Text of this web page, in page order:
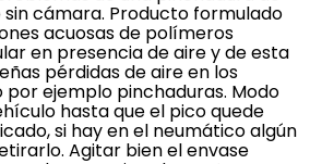
cámara. Producto formulado
acuosas de polímeros
en presencia de aire y de esta
pérdidas de aire en los
ejemplo pinchaduras. Modo
hasta que el pico quede
si hay en el neumático algún
Agitar bien el envase